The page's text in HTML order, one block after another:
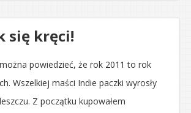
się kręci!
powiedzieć, że rok 2011 to rok
Wszelkiej maści Indie paczki wyrosły
Z początku kupowałem